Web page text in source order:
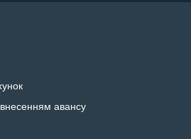
авансу